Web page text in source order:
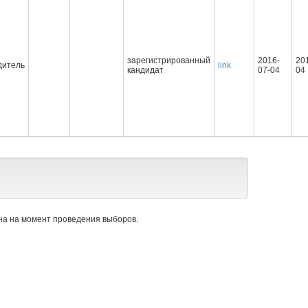
зарегистрированный
кандидат
link
2016-
07-04
04
на момент проведения выборов.